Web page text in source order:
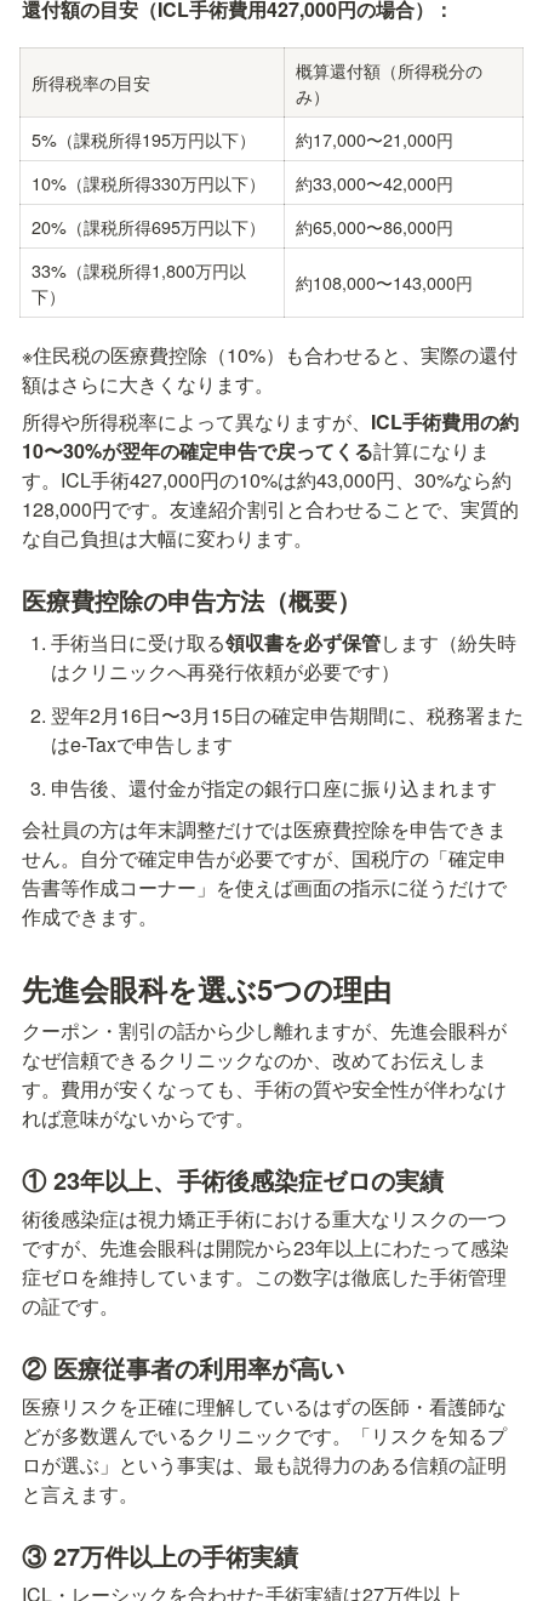
還付額の目安（ICL手術費用427,000円の場合）：
所得税率の目安
概算還付額（所得税分の
み）
5%（課税所得195万円以下）
約17,000〜21,000円
10%（課税所得330万円以下）
約33,000〜42,000円
20%（課税所得695万円以下）
約65,000〜86,000円
33%（課税所得1,800万円以
下）
約108,000〜143,000円
※住民税の医療費控除（10%）も合わせると、実際の還付
額はさらに大きくなります。
所得や所得税率によって異なりますが、 ICL手術費用の約
10〜30%が翌年の確定申告で戻ってくる計算になりま
す。ICL手術427,000円の10%は約43,000円、30%なら約
128,000円です。友達紹介割引と合わせることで、実質的
な自己負担は大幅に変わります。
医療費控除の申告方法（概要）
手術当日に受け取る領収書を必ず保管します（紛失時
はクリニックへ再発行依頼が必要です）
翌年2月16日〜3月15日の確定申告期間に、税務署また
はe-Taxで申告します
申告後、還付金が指定の銀行口座に振り込まれます
会社員の方は年末調整だけでは医療費控除を申告できま
せん。自分で確定申告が必要ですが、国税庁の「確定申
告書等作成コーナー」を使えば画面の指示に従うだけで
作成できます。
先進会眼科を選ぶ5つの理由
クーポン・割引の話から少し離れますが、先進会眼科が
なぜ信頼できるクリニックなのか、改めてお伝えしま
す。費用が安くなっても、手術の質や安全性が伴わなけ
れば意味がないからです。
① 23年以上、手術後感染症ゼロの実績
術後感染症は視力矯正手術における重大なリスクの一つ
ですが、先進会眼科は開院から23年以上にわたって感染
症ゼロを維持しています。この数字は徹底した手術管理
の証です。
② 医療従事者の利用率が高い
医療リスクを正確に理解しているはずの医師・看護師な
どが多数選んでいるクリニックです。「リスクを知るプ
ロが選ぶ」という事実は、最も説得力のある信頼の証明
と言えます。
③ 27万件以上の手術実績
ICL・レーシックを合わせた手術実績は27万件以上